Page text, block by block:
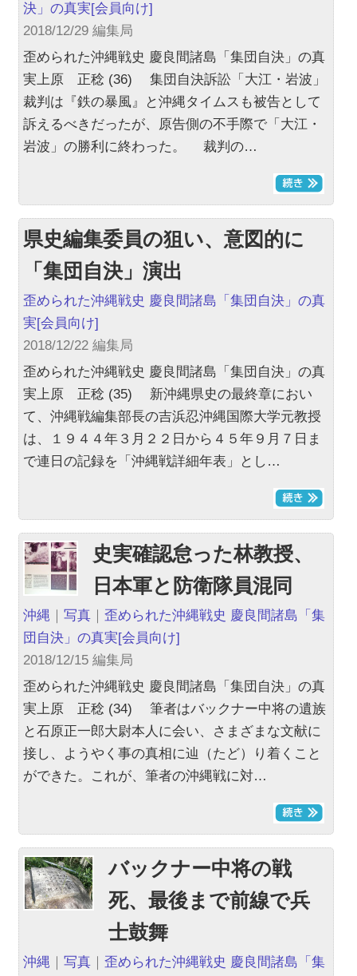
決」の真実[会員向け]
2018/12/29 編集局
歪められた沖縄戦史 慶良間諸島「集団自決」の真
実上原 正稔 (36) 集団自決訴訟「大江・岩波」
裁判は『鉄の暴風』と沖縄タイムスも被告として
訴えるべきだったが、原告側の不手際で「大江・
岩波」の勝利に終わった。 裁判の…
県史編集委員の狙い、意図的に
「集団自決」演出
歪められた沖縄戦史 慶良間諸島「集団自決」の真
実[会員向け]
2018/12/22 編集局
歪められた沖縄戦史 慶良間諸島「集団自決」の真
実上原 正稔 (35) 新沖縄県史の最終章におい
て、沖縄戦編集部長の吉浜忍沖縄国際大学元教授
は、１９４４年３月２２日から４５年９月７日ま
で連日の記録を「沖縄戦詳細年表」とし…
史実確認怠った林教授、
日本軍と防衛隊員混同
沖縄 ｜写真 ｜歪められた沖縄戦史 慶良間諸島「集
団自決」の真実[会員向け]
2018/12/15 編集局
歪められた沖縄戦史 慶良間諸島「集団自決」の真
実上原 正稔 (34) 筆者はバックナー中将の遺族
と石原正一郎大尉本人に会い、さまざまな文献に
接し、ようやく事の真相に辿（たど）り着くこと
ができた。これが、筆者の沖縄戦に対…
バックナー中将の戦
死、最後まで前線で兵
士鼓舞
沖縄 ｜写真 ｜歪められた沖縄戦史 慶良間諸島「集